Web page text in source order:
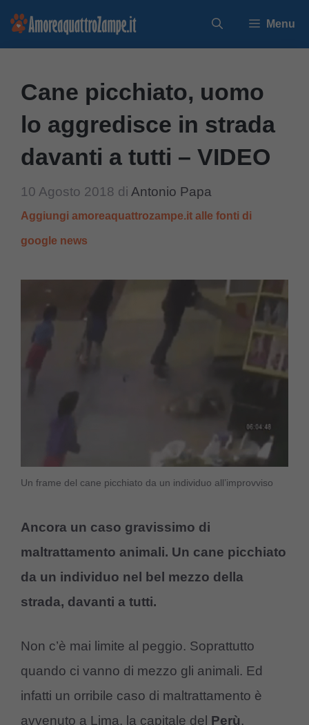
Vai
Menu
Cane picchiato, uomo
lo aggredisce in strada
davanti a tutti – VIDEO
10 Agosto 2018 di Antonio Papa
Aggiungi amoreaquattrozampe.it alle fonti di
google news
Un frame del cane picchiato da un individuo all’improvviso
Ancora un caso gravissimo di
maltrattamento animali. Un cane picchiato
da un individuo nel bel mezzo della
strada, davanti a tutti.
Non c’è mai limite al peggio. Soprattutto
quando ci vanno di mezzo gli animali. Ed
infatti un orribile caso di maltrattamento è
avvenuto a Lima, la capitale del Perù,